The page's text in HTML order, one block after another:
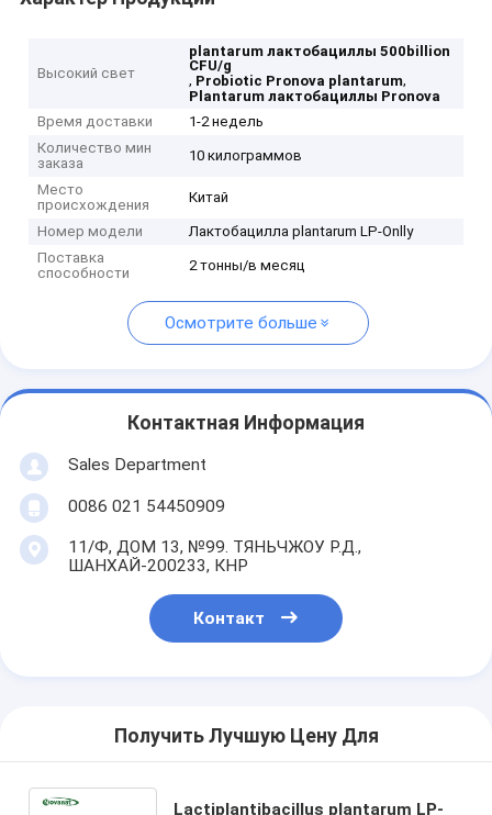
Высокий свет
plantarum лактобациллы 500billion
CFU/g
, Probiotic Pronova plantarum,
Plantarum лактобациллы Pronova
Время доставки
1-2 недель
Количество мин
заказа
10 килограммов
Место
происхождения
Китай
Номер модели
Лактобацилла plantarum LP-Onlly
Поставка
способности
2 тонны/в месяц
Осмотрите больше
Контактная Информация
Sales Department
0086 021 54450909
11/Ф, ДОМ 13, №99. ТЯНЬЧЖОУ Р.Д.,
ШАНХАЙ-200233, КНР
Контакт
Получить Лучшую Цену Для
Lactiplantibacillus plantarum LP-